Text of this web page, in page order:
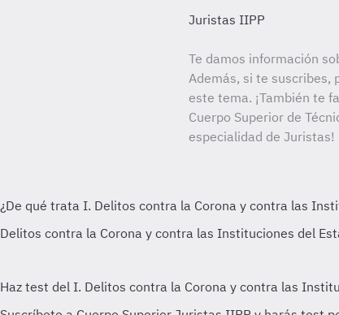
Juristas IIPP
Te damos información
Además, si te suscribes,
este tema. ¡También te
Cuerpo Superior de
especialidad de Juristas!